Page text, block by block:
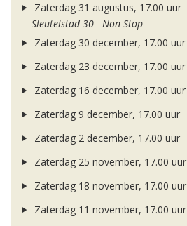
Zaterdag 31 augustus, 17.00 uur
Sleutelstad 30 - Non Stop
Zaterdag 30 december, 17.00 uur
Zaterdag 23 december, 17.00 uur
Zaterdag 16 december, 17.00 uur
Zaterdag 9 december, 17.00 uur
Zaterdag 2 december, 17.00 uur
Zaterdag 25 november, 17.00 uur
Zaterdag 18 november, 17.00 uur
Zaterdag 11 november, 17.00 uur